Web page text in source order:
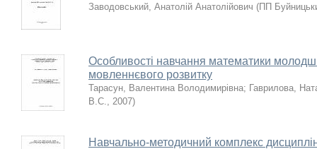
Заводовський, Анатолій Анатолійович (ПП
Особливості навчання математики
мовленнєвого розвитку
Тарасун, Валентина Володимирівна; Гаврилова,
В.С., 2007)
Навчально-методичний комплекс